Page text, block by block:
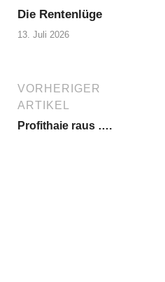
Die Rentenlüge
13. Juli 2026
VORHERIGER
ARTIKEL
Profithaie raus ….